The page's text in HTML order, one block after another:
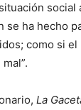
social
se ha hecho
como si
La